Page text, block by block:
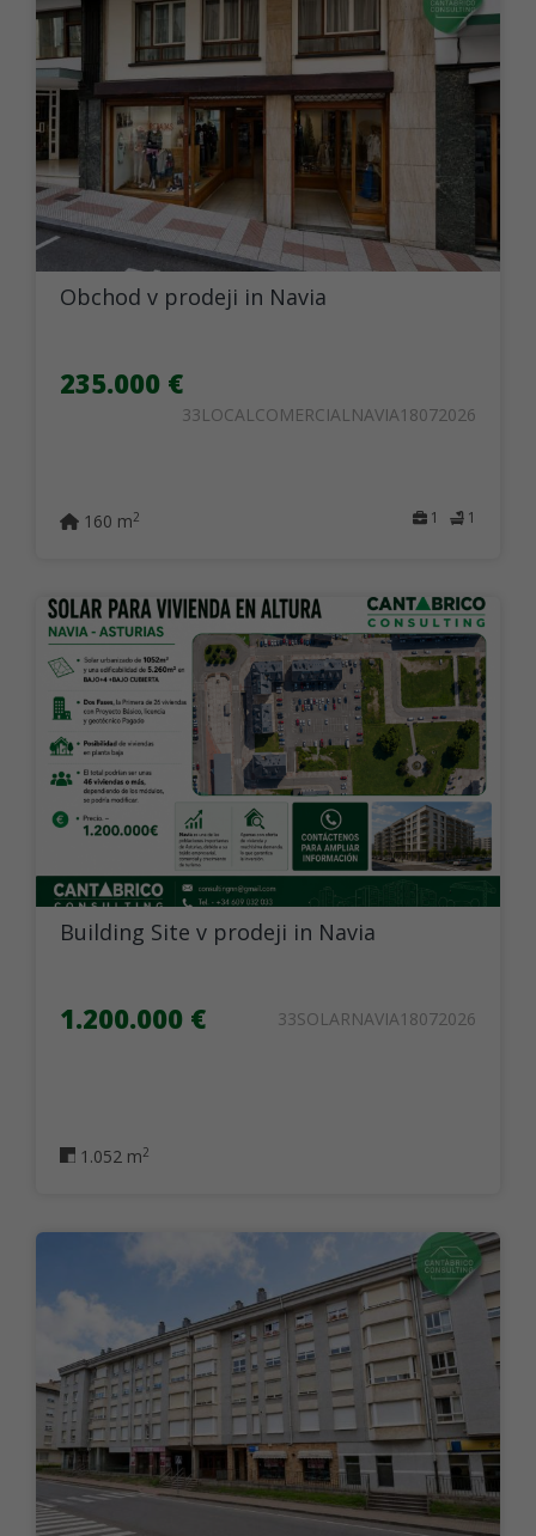
Obchod v prodeji in Navia
235.000 €
33LOCALCOMERCIALNAVIA18072026
1 1
160 m2
Building Site v prodeji in Navia
1.200.000 € 33SOLARNAVIA18072026
1.052 m2